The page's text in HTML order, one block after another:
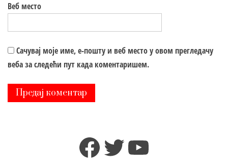
Веб место
Сачувај моје име, е-пошту и веб место у овом прегледачу
веба за следећи пут када коментаришем.
Facebook
TwitterYouTube